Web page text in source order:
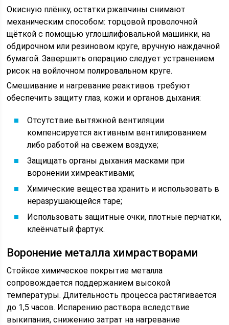
Окисную плёнку, остатки ржавчины снимают
механическим способом: торцовой проволочной
щёткой с помощью углошлифовальной машинки, на
обдирочном или резиновом круге, вручную наждачной
бумагой. Завершить операцию следует устранением
рисок на войлочном полировальном круге.
Смешивание и нагревание реактивов требуют
обеспечить защиту глаз, кожи и органов дыхания:
Отсутствие вытяжной вентиляции
компенсируется активным вентилированием
либо работой на свежем воздухе;
Защищать органы дыхания масками при
воронении химреактивами;
Химические вещества хранить и использовать в
неразрушающейся таре;
Использовать защитные очки, плотные перчатки,
клеёнчатый фартук.
Воронение металла химрастворами
Стойкое химическое покрытие металла
сопровождается поддержанием высокой
температуры. Длительность процесса растягивается
до 1,5 часов. Испарению раствора вследствие
выкипания, снижению затрат на нагревание